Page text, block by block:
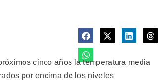
cinco años la temperatura media
por encima de los niveles